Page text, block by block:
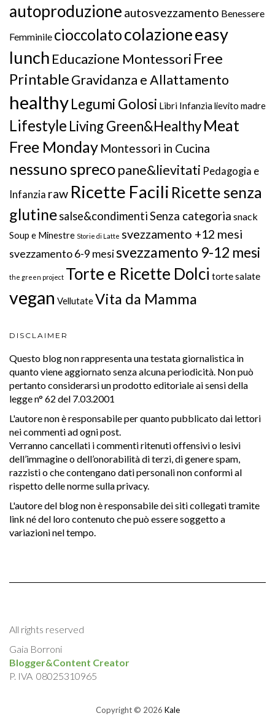
autoproduzione autosvezzamento Benessere
Femminile cioccolatocolazioneeasy
lunch Educazione Montessori Free
PrintableGravidanza e Allattamento
healthyLegumi Golosi Libri Infanzialievito madre
Lifestyle Living Green&HealthyMeat
Free Monday Montessori in Cucina
nessuno sprecopane&lievitati Pedagogia e
Infanzia raw Ricette Facili Ricette senza
glutinesalse&condimentiSenza categoria snack
Soup e Minestre Storie di Latte svezzamento +12 mesi
svezzamento 6-9 mesisvezzamento 9-12 mesi
the green project Torte e Ricette Dolci torte salate
vegan VellutateVita da Mamma
DISCLAIMER
Questo blog non rappresenta una testata giornalistica in
quanto viene aggiornato senza alcuna periodicità. Non può
pertanto considerarsi un prodotto editoriale ai sensi della
legge n° 62 del 7.03.2001
L'autore non è responsabile per quanto pubblicato dai lettori
nei commenti ad ogni post.
Verranno cancellati i commenti ritenuti offensivi o lesivi
dell’immagine o dell’onorabilità di terzi, di genere spam,
razzisti o che contengano dati personali non conformi al
rispetto delle norme sulla privacy.
L'autore del blog non è responsabile dei siti collegati tramite
link né del loro contenuto che può essere soggetto a
variazioni nel tempo.
All rights reserved
Gaia Borroni
Blogger&Content Creator
P. IVA 08025310965
Copyright © 2026 Kale